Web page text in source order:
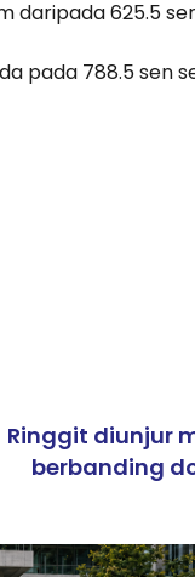
daripada 625.5
pada 788.5 sen
Ringgit diunjur
berbanding